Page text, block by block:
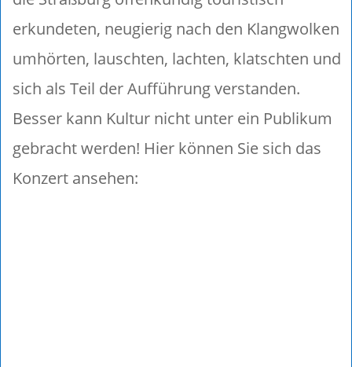
erkundeten, neugierig nach den Klangwolken
umhörten, lauschten, lachten, klatschten und
sich als Teil der Aufführung verstanden.
Besser kann Kultur nicht unter ein Publikum
gebracht werden! Hier können Sie sich das
Konzert ansehen: